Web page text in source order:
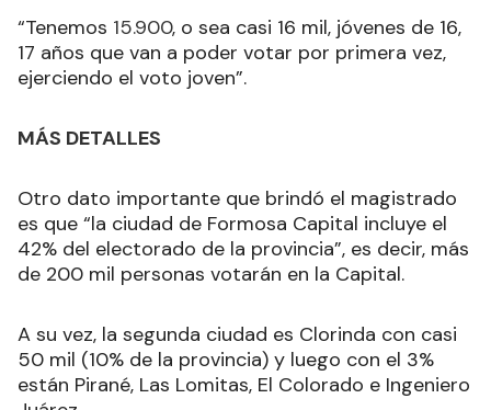
“Tenemos 15.900, o sea casi 16 mil, jóvenes de 16,
17 años que van a poder votar por primera vez,
ejerciendo el voto joven”.
MÁS DETALLES
Otro dato importante que brindó el magistrado
es que “la ciudad de Formosa Capital incluye el
42% del electorado de la provincia”, es decir, más
de 200 mil personas votarán en la Capital.
A su vez, la segunda ciudad es Clorinda con casi
50 mil (10% de la provincia) y luego con el 3%
están Pirané, Las Lomitas, El Colorado e Ingeniero